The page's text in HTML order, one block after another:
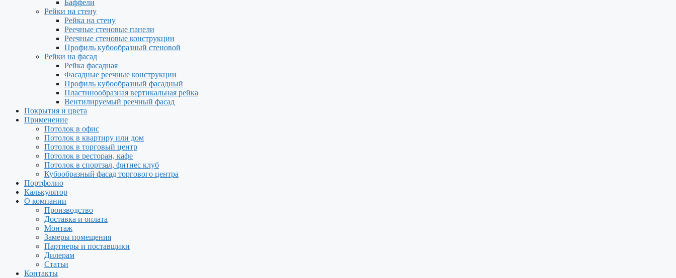
Баффели
Рейки на стену
Рейка на стену
Реечные стеновые панели
Реечные стеновые конструкции
Профиль кубообразный стеновой
Рейки на фасад
Рейка фасадная
Фасадные реечные конструкции
Профиль кубообразный фасадный
Пластинообразная вертикальная рейка
Вентилируемый реечный фасад
Покрытия и цвета
Применение
Потолок в офис
Потолок в квартиру или дом
Потолок в торговый центр
Потолок в ресторан, кафе
Потолок в спортзал, фитнес клуб
Кубообразный фасад торгового центра
Портфолио
Калькулятор
О компании
Производство
Доставка и оплата
Монтаж
Замеры помещения
Партнеры и поставщики
Дилерам
Статьи
Контакты